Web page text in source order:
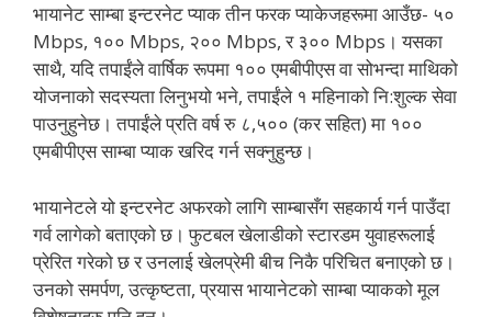
भायानेट साम्बा इन्टरनेट प्याक तीन फरक प्याकेजहरूमा आउँछ- ५०
Mbps, १०० Mbps, २०० Mbps, र ३०० Mbps। यसका
साथै, यदि तपाईंले वार्षिक रूपमा १०० एमबीपीएस वा सोभन्दा माथिको
योजनाको सदस्यता लिनुभयो भने, तपाईंले १ महिनाको नि:शुल्क सेवा
पाउनुहुनेछ। तपाईंले प्रति वर्ष रु ८,५०० (कर सहित) मा १००
एमबीपीएस साम्बा प्याक खरिद गर्न सक्नुहुन्छ।
भायानेटले यो इन्टरनेट अफरको लागि साम्बासँग सहकार्य गर्न पाउँदा
गर्व लागेको बताएको छ। फुटबल खेलाडीको स्टारडम युवाहरूलाई
प्रेरित गरेको छ र उनलाई खेलप्रेमी बीच निकै परिचित बनाएको छ।
उनको समर्पण, उत्कृष्टता, प्रयास भायानेटको साम्बा प्याकको मूल